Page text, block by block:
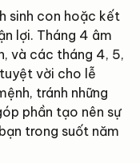
sinh con hoặc kết
lợi. Tháng 4 âm
và các tháng 4, 5,
tuyệt vời cho lễ
tránh những
phần tạo nên sự
trong suốt năm